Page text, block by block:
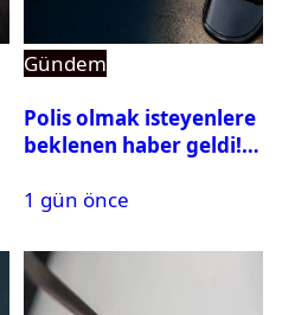
Gündem
Polis olmak isteyenlere
beklenen haber geldi!
1 gün önce